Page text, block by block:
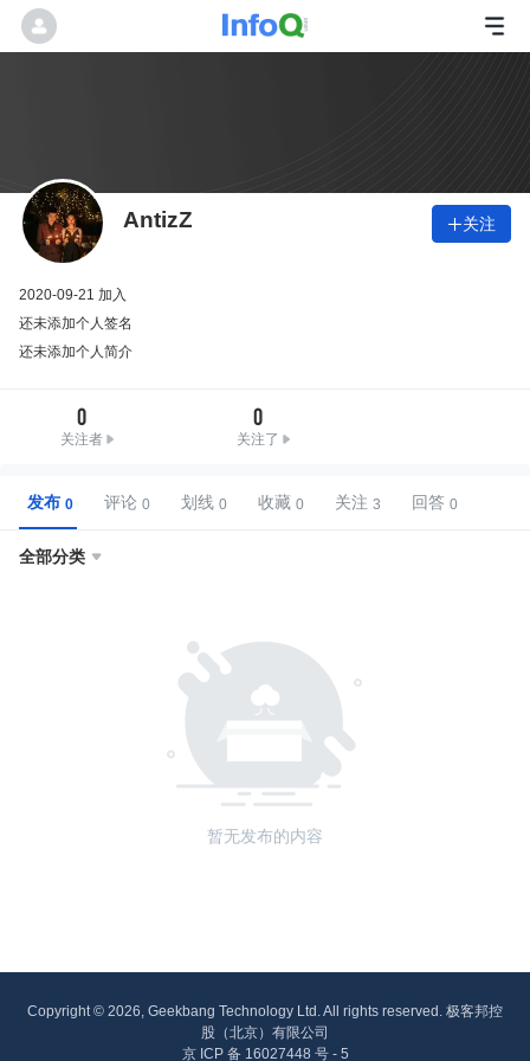
AntizZ 关注
2020-09-21 加入
还未添加个人签名
还未添加个人简介
0
关注者
0
关注了
发布 评论 划线 收藏 关注 回答
全部分类 
暂无发布的内容
Copyright © 2026, Geekbang Technology Ltd. All rights reserved. 极客邦控
股（北京）有限公司
京 ICP 备 16027448 号 - 5